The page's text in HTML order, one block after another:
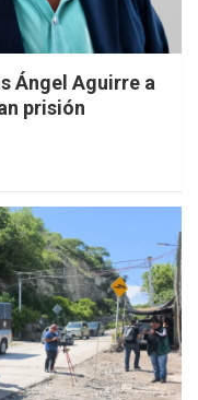
Ángel Aguirre a
prisión